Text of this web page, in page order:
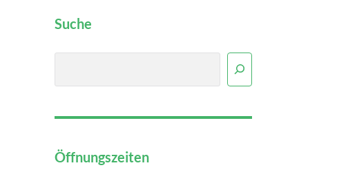
Suche
Öffnungszeiten